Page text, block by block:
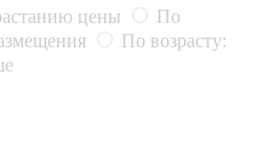
цены
По
По возрасту: